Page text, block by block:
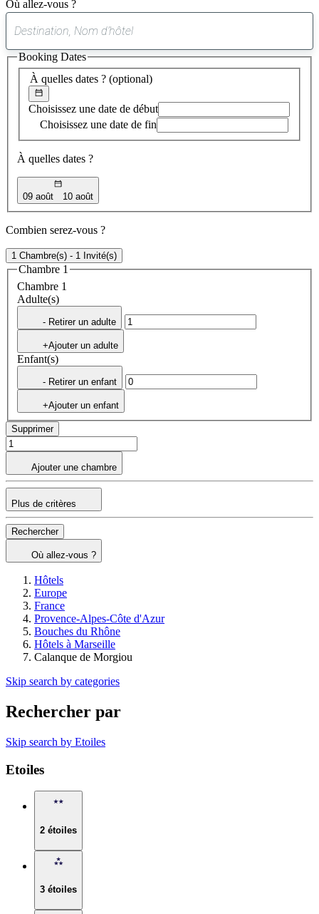
Où allez-vous ?
suggestion
trouvée
À quelles dates ? (optional)
Choisissez une date de début
Choisissez une date de fin
À quelles dates ?
09 août 10 août
Booking Dates
Combien serez-vous ?
1 Chambre(s) - 1 Invité(s)
Chambre 1
Chambre 1
Adulte(s)
- Retirer un adulte
+Ajouter un adulte
Enfant(s)
- Retirer un enfant
+Ajouter un enfant
Supprimer
Ajouter une chambre
Plus de critères
Rechercher
Où allez-vous ?
Hôtels
Europe
France
Provence-Alpes-Côte d'Azur
Bouches du Rhône
Hôtels à Marseille
Calanque de Morgiou
Skip search by categories
Rechercher par
Skip search by Etoiles
Etoiles
2 étoiles
3 étoiles